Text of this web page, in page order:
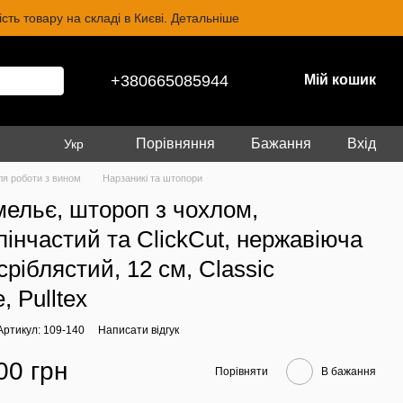
товару на складі в Києві. Детальніше
+380665085944 Мій кошик
Укр Порівняння Бажання Вхід
роботи з вином Нарзаникі та штопори
штороп з чохлом,
та ClickСut, нержавіюча
12 см, Classic
Pulltex
109-140 Написати відгук
грн Порівняти В бажання